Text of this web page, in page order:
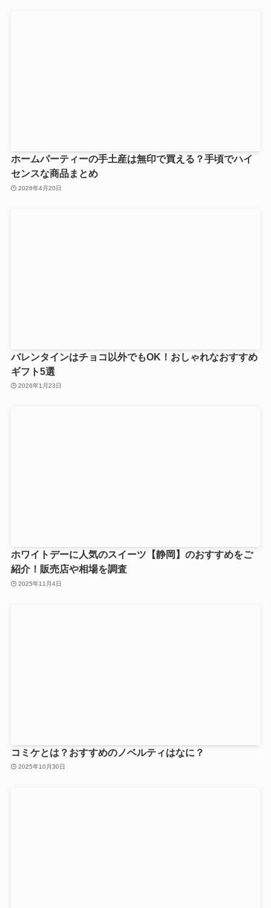
ホームパーティーの手土産は無印で買える？手頃でハイ
センスな商品まとめ
2026年4月20日
バレンタインはチョコ以外でもOK！おしゃれなおすすめ
ギフト5選
2026年1月23日
ホワイトデーに人気のスイーツ【静岡】のおすすめをご
紹介！販売店や相場を調査
2025年11月4日
コミケとは？おすすめのノベルティはなに？
2025年10月30日